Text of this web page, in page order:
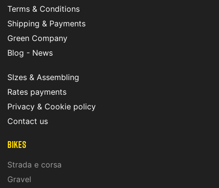
Terms & Conditions
Shipping & Payments
Green Company
Blog - News
SIzes & Assembling
Rates payments
Privacy & Cookie policy
Contact us
Bikes
Strada e corsa
Gravel